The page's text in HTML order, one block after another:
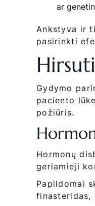
ar
Ankstyva ir
pasirinkti
Gydymo
paciento
požiūris.
Hormonų
geriamieji
Papildomai
finasteridas,